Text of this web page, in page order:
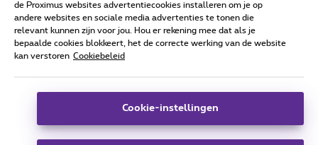
Alle rechten voorbehouden. © Proximus
Algemene voorwaarden, consumenteninfo
Deze website is gecreëerd en wordt beheerd conform het
Koning Albert II-laan 27 - B-1030 Brussel.
de Proximus websites advertentiecookies installeren om je op
andere websites en sociale media advertenties te tonen die
relevant kunnen zijn voor jou. Hou er rekening mee dat als je
bepaalde cookies blokkeert, het de correcte werking van de website
kan verstoren Cookiebeleid
Cookie-instellingen